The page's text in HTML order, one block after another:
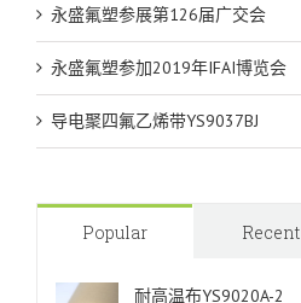
永盛氟塑参展第126届广交会
永盛氟塑参加2019年IFAI博览会
导电聚四氟乙烯带YS9037BJ
Popular Recent
耐高温布YS9020A-2